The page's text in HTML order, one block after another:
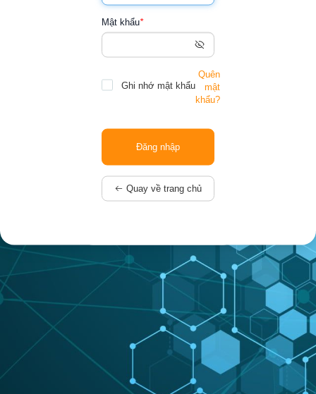
Mật khẩu*
Ghi nhớ mật khẩu
Quên
mật
khẩu?
Quay về trang chủ